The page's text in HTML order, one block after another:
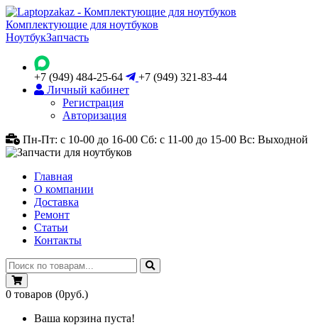
Комплектующие для ноутбуков
НоутбукЗапчасть
+7 (949) 484-25-64
+7 (949) 321-83-44
Личный кабинет
Регистрация
Авторизация
Пн-Пт: с 10-00 до 16-00 Сб: с 11-00 до 15-00 Вс: Выходной
Главная
О компании
Доставка
Ремонт
Статьи
Контакты
0 товаров (0руб.)
Ваша корзина пуста!